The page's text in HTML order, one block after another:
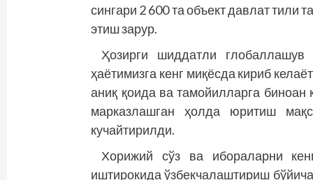
сингари 2 600 та объект давлат тили
этиш зарур.
Ҳозирги шиддатли
ҳаётимизга кенг миқёсда кириб
аниқ қоида ва тамойилларга
марказлашган ҳолда юритиш
кучайтирилди.
Хорижий сўз ва ибораларни
иштирокида ўзбекчалаштириш